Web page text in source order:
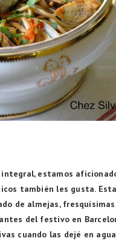
integral, estamos
también les gusta.
de almejas,
del festivo en
cuando las dejé en